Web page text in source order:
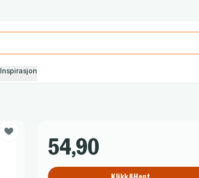
Inspirasjon
54,90